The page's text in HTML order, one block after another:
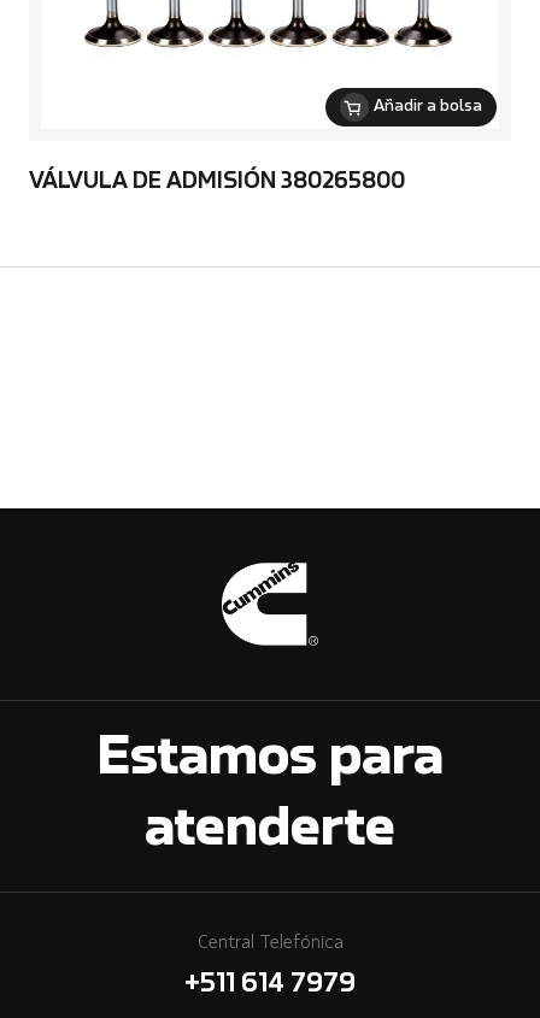
Añadir a bolsa
VÁLVULA DE ADMISIÓN 380265800
Estamos para
atenderte
Central Telefónica
+511 614 7979